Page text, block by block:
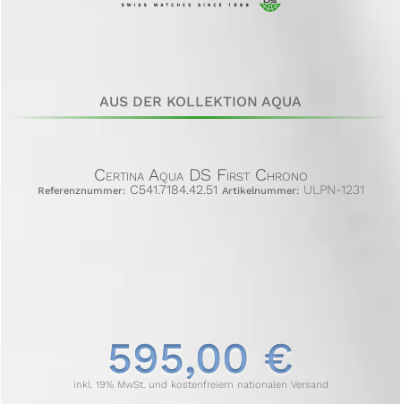
AUS DER KOLLEKTION AQUA
Certina Aqua DS First Chrono
Referenznummer: C541.7184.42.51 Artikelnummer:ULPN-1231
595,00 €
inkl. 19% MwSt. und kostenfreiem nationalen Versand